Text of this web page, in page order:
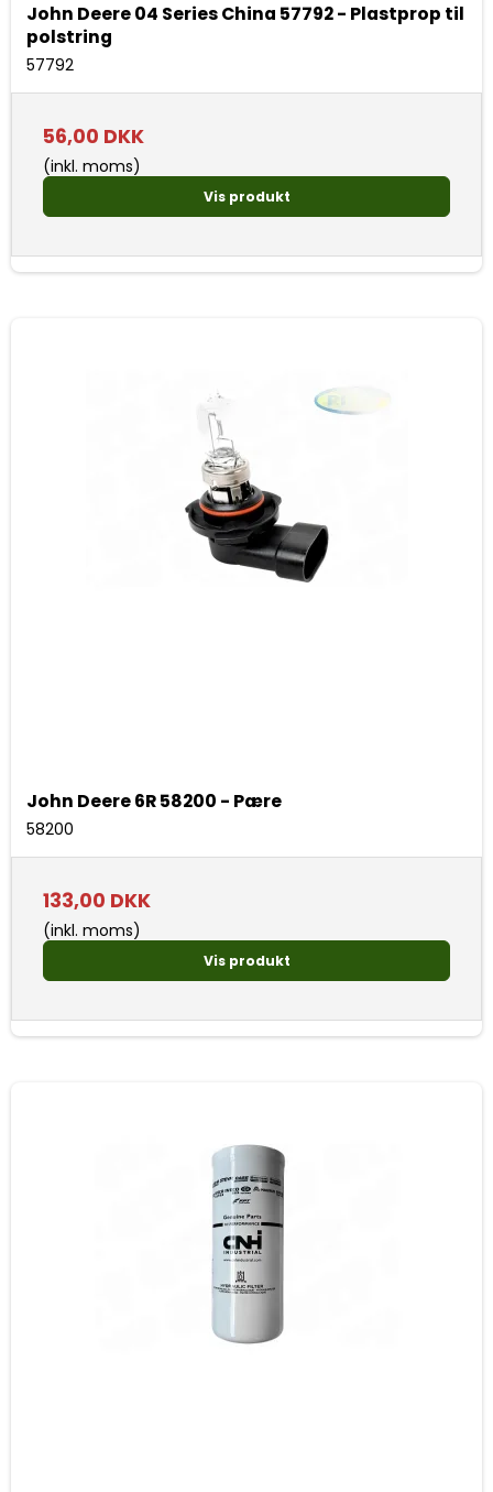
John Deere 04 Series China 57792 - Plastprop til
polstring
57792
56,00 DKK
(inkl. moms)
Vis produkt
John Deere 6R 58200 - Pære
58200
133,00 DKK
(inkl. moms)
Vis produkt